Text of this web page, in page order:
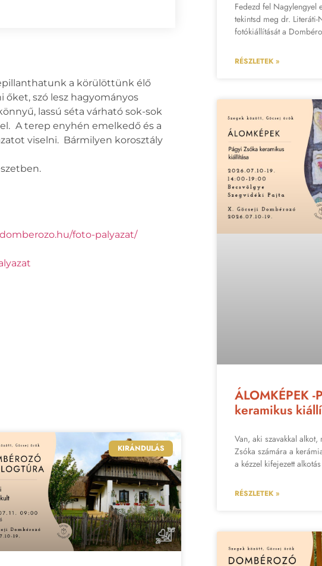
a körülöttünk élő
szó lesz hagyományos
lassú séta várható sok-sok
A terep enyhén emelkedő és a
viselni. Bármilyen korosztály
foto-palyazat/
KIRÁNDULÁS
Fedezd fel Nagylengyel
tekintsd meg dr.
fotókiállítását a
RÉSZLETEK »
ÁLOMKÉPEK -
keramikus
Van, aki szavakkal
Zsóka számára a
a kézzel kifejezett
RÉSZLETEK »